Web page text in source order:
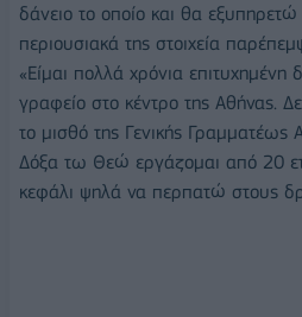
δάνειο το οποίο και θα
περιουσιακά της στοιχεία
«Είμαι πολλά χρόνια επιτυχημένη
γραφείο στο κέντρο της Αθήνας.
το μισθό της Γενικής Γραμματέως
Δόξα τω Θεώ εργάζομαι από 20
κεφάλι ψηλά να περπατώ στους